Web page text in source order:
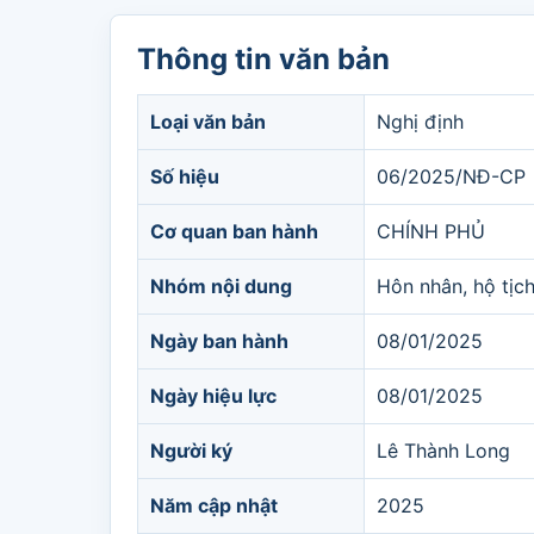
Thông tin văn bản
Loại văn bản Nghị định
Số hiệu 06/2025/NĐ-CP
Cơ quan ban hành CHÍNH PHỦ
Nhóm nội dung Hôn nhân, hộ tịch
Ngày ban hành 08/01/2025
Ngày hiệu lực 08/01/2025
Người ký Lê Thành Long
Năm cập nhật 2025